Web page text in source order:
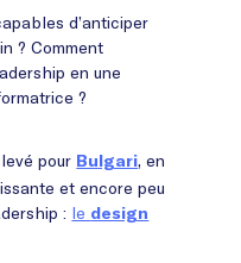
d’anticiper
? Comment
en une
?
pour Bulgari, en
et encore peu
: le design